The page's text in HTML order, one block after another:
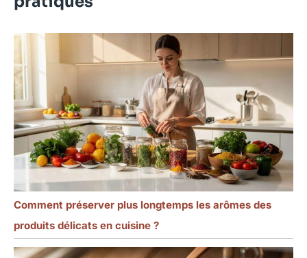
Comment préserver plus longtemps les arômes des
produits délicats en cuisine ?